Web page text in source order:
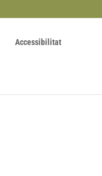
Accessibilitat